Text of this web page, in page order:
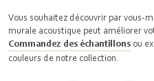
Vous souhaitez découvrir par vous-
murale acoustique peut améliorer
Commandez des échantillons ou
couleurs de notre collection.